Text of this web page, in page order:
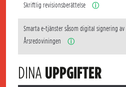
Skriftlig revisionsberättelse ⓘ
Smarta e-tjänster såsom digital signering av
Årsredoviningen
ⓘ
DINA UPPGIFTER